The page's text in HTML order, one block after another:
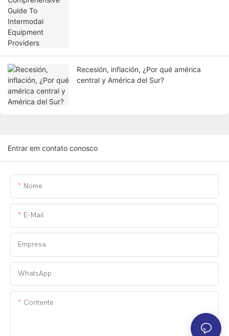
Recesión, inflación, ¿Por qué américa
central y América del Sur?
Entrar em contato conosco
Nome
E-Mail
Empresa
WhatsApp
Contente